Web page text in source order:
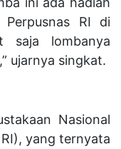
RI di
saja lombanya
ujarnya singkat.
Nasional
yang ternyata